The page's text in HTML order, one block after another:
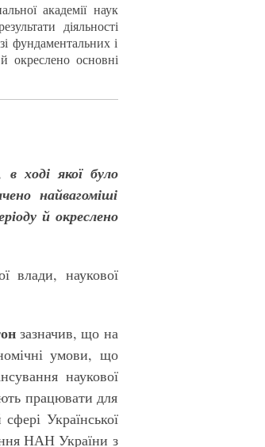
академії наук
діяльності
фундаментальних і
окреслено основні
в ході якої було
найвагоміші
й окреслено
влади, наукової
зазначив, що на
умови, що
наукової
працювати для
Української
НАН України з